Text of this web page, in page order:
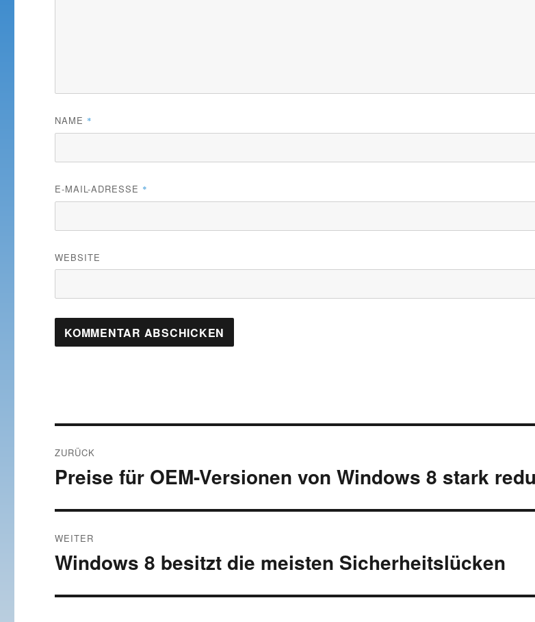
NAME *
E-MAIL-ADRESSE *
WEBSITE
ZURÜCK
Vorheriger
Preise für OEM-Versionen von Windows 8 stark
WEITER
Nächster
Windows 8 besitzt die meisten Sicherheitslücken